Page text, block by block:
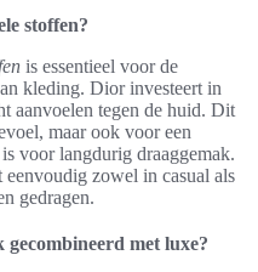
stoffen?
is essentieel voor de
kleding. Dior investeert in
aanvoelen tegen de huid. Dit
maar ook voor een
voor langdurig draaggemak.
zowel in casual als
gedragen.
met luxe?